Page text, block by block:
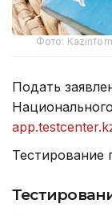
Фото:
Подать
Тестирование